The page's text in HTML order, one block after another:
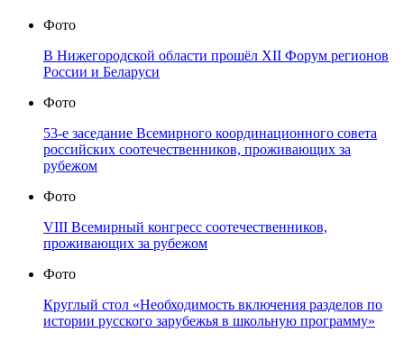
Фото
В Нижегородской области прошёл XII Форум регионов
России и Беларуси
Фото
53-е заседание Всемирного координационного совета
российских соотечественников, проживающих за
рубежом
Фото
VIII Всемирный конгресс соотечественников,
проживающих за рубежом
Фото
Круглый стол «Необходимость включения разделов по
истории русского зарубежья в школьную программу»